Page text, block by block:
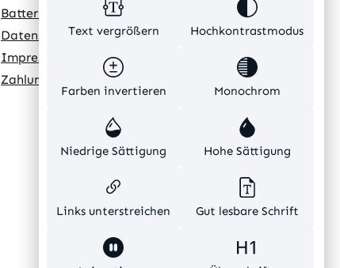
Batteriehinweis
Datenschutz
Impressum
Zahlungsarten
Text vergrößern Hochkontrastmodus
Farben invertieren Monochrom
Niedrige Sättigung Hohe Sättigung
Links unterstreichen Gut lesbare Schrift